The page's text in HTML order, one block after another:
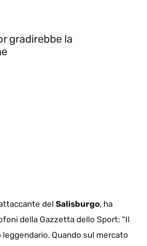
gradirebbe la
del Salisburgo, ha
della Gazzetta dello Sport: “Il
leggendario. Quando sul mercato